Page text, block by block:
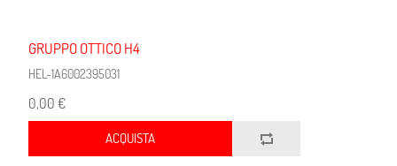
GRUPPO OTTICO H4
HEL-1A6002395031
0,00 €
ACQUISTA